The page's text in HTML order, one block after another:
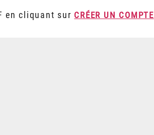
en cliquant sur CRÉER UN COMPTE